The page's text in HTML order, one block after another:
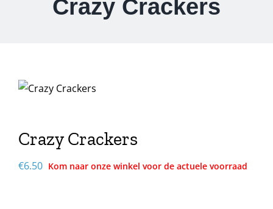
Assortiment
Winkelwagen
Crazy Crackers
Crazy Crackers
€6.50